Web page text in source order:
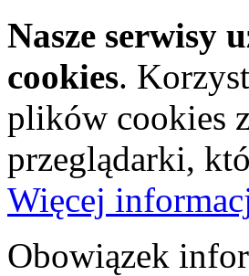
Nasze serwisy
cookies.
plików cookies
przeglądarki,
Więcej
Obowiązek